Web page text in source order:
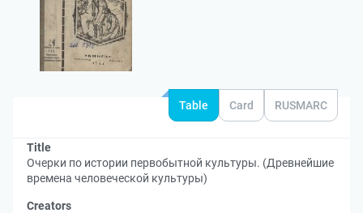
Table Card RUSMARC
Title
Очерки по истории первобытной культуры. (Древнейшие
времена человеческой культуры)
Creators